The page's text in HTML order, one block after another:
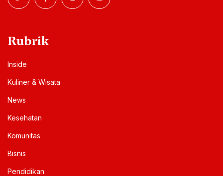
Rubrik
Inside
Kuliner & Wisata
News
Kesehatan
Komunitas
Bisnis
Pendidikan